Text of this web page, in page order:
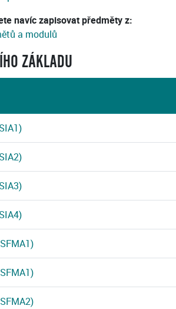
navíc zapisovat předměty z:
a modulů
ZÁKLADU